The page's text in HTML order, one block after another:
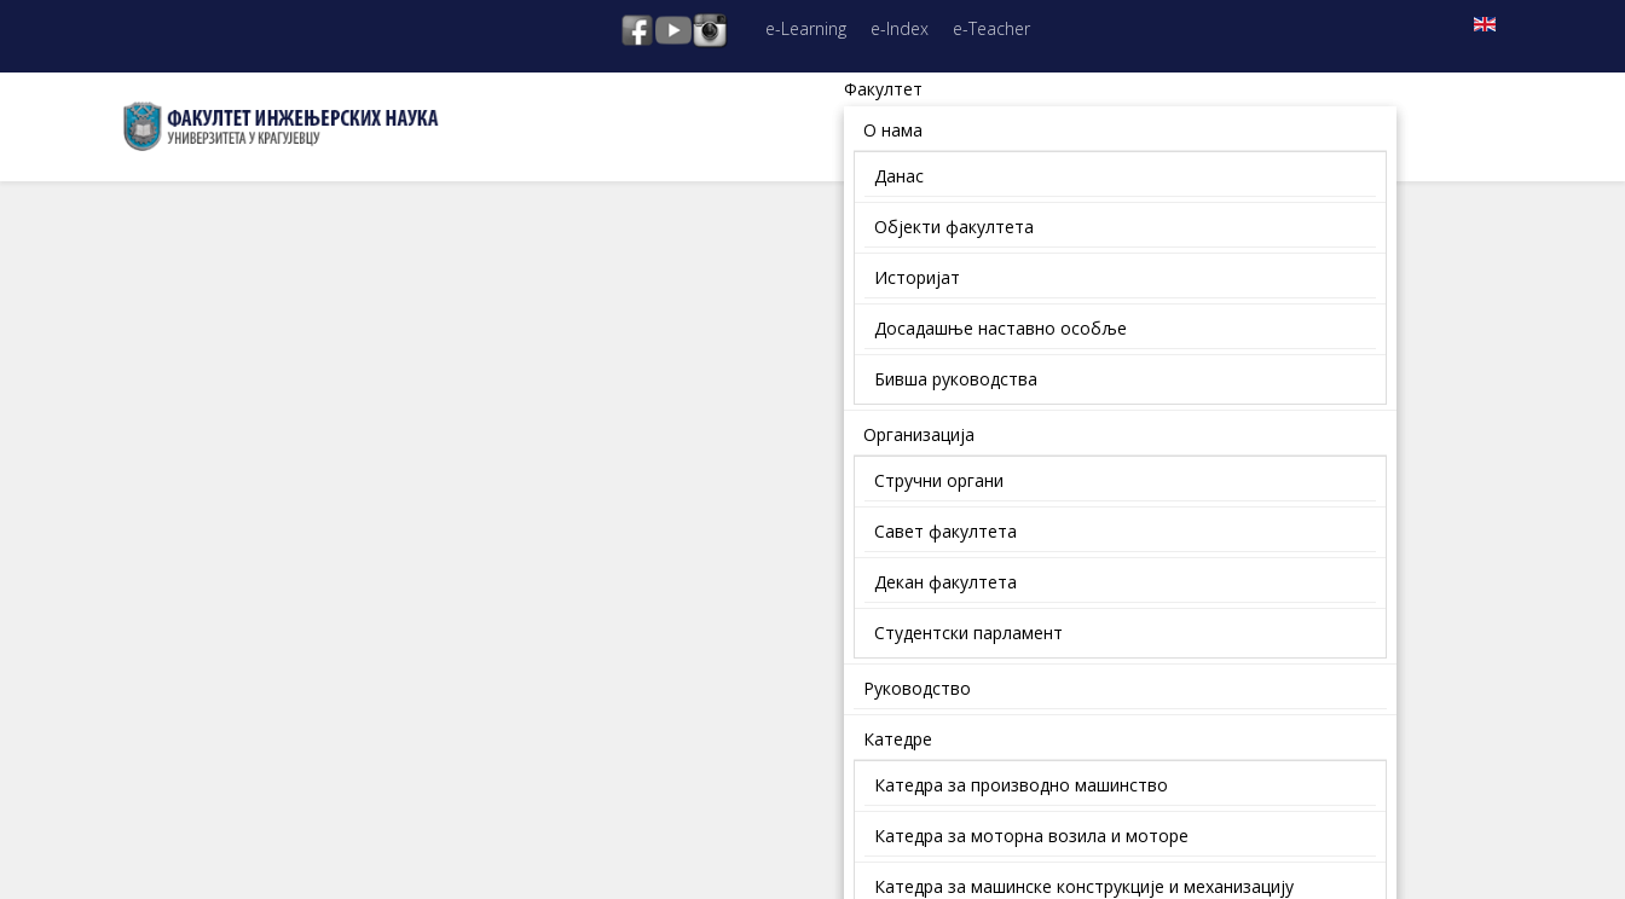
e-Learning e-Index e-Teacher
Факултет
О нама
Данас
Објекти факултета
Историјат
Досадашње наставно особље
Бивша руководства
Организација
Стручни органи
Савет факултета
Декан факултета
Студентски парламент
Руководство
Катедре
Катедра за производно машинство
Катедра за моторна возила и моторе
Катедра за машинске конструкције и механизацију